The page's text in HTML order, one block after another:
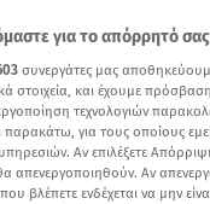
για το απόρρητό σας
συνεργάτες μας
στοιχεία, και έχουμε
τεχνολογιών
παρακάτω, για τους οποίους
Αν επιλέξετε
απενεργοποιηθούν. Αν
βλέπετε ενδέχεται να μην